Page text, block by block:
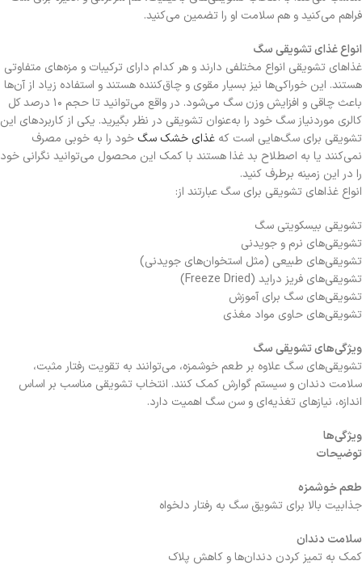
فراهم می‌کنید و هم سلامت او را تضمین می‌کنید.
انواع غذای تشویقی سگ
غذاهای تشویقی انواع مختلفی دارند و هر کدام دارای ترکیبات و مزه‌های متفاوتی
هستند. این خوراکی‌ها نیز بسیار مقوی و چاق‌کننده هستند و استفاده زیاد از آن‌ها
باعث چاقی و افزایش وزن سگ می‌شود. در واقع می‌توانید تا حجم ۱۰ درصد کل
کالری موردنیاز سگ خود را به‌عنوان تشویقی در نظر بگیرید. یکی از کاربردهای این
تشویقی برای سگ‌هایی است که غذای خشک سگ خود را به خوبی مصرف
نمی‌کنند یا به اصطلاح بد غذا هستند با کمک این محصول می‌توانید نگرانی خود
را در این زمینه برطرف کنید.
انواع غذاهای تشویقی برای سگ عبارتند از:
تشویقی بیسکویتی سگ
تشویقی‌های نرم و جویدنی
تشویقی‌های طبیعی (مثل استخوان‌های جویدنی)
تشویقی‌های فریز دراید (Freeze Dried)
تشویقی‌های سگ برای آموزش
تشویقی‌های حاوی مواد مغذی
ویژگی‌های تشویقی سگ
تشویقی‌های سگ علاوه بر طعم خوشمزه، می‌توانند به تقویت رفتار مثبت،
سلامت دندان و سیستم گوارش کمک کنند. انتخاب تشویقی مناسب بر اساس
اندازه، نیازهای تغذیه‌ای و سن سگ اهمیت دارد.
ویژگی‌ها
توضیحات
طعم خوشمزه
جذابیت بالا برای تشویق سگ به رفتار دلخواه
سلامت دندان
کمک به تمیز کردن دندان‌ها و کاهش پلاک